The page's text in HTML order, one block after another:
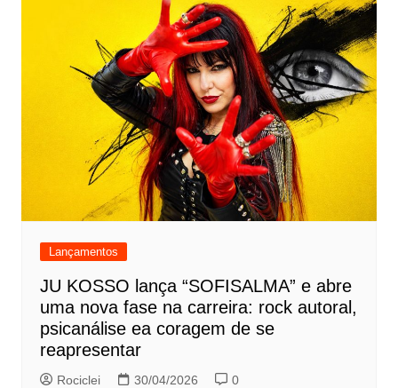
Lançamentos
JU KOSSO lança “SOFISALMA” e abre
uma nova fase na carreira: rock autoral,
psicanálise ea coragem de se
reapresentar
Rociclei 30/04/2026 0